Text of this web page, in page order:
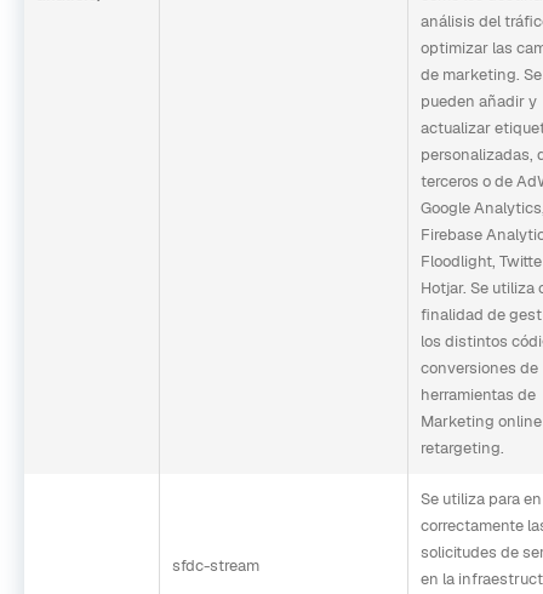
análisis del
optimizar las
de marketing. Se
pueden añadir y
actualizar
personalizadas,
terceros o de
Google
Firebase
Floodlight,
Hotjar. Se utiliza
finalidad de
los distintos
conversiones de
herramientas de
Marketing
retargeting.
sfdc-stream
Se utiliza para
correctamente
solicitudes de
en la